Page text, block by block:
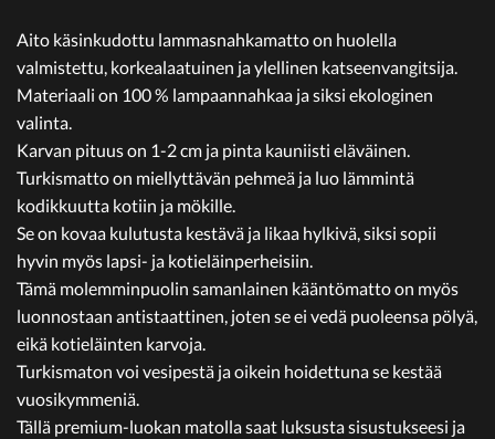
Aito käsinkudottu lammasnahkamatto on huolella
valmistettu, korkealaatuinen ja ylellinen katseenvangitsija.
Materiaali on 100 % lampaannahkaa ja siksi ekologinen
valinta.
Karvan pituus on 1-2 cm ja pinta kauniisti eläväinen.
Turkismatto on miellyttävän pehmeä ja luo lämmintä
kodikkuutta kotiin ja mökille.
Se on kovaa kulutusta kestävä ja likaa hylkivä, siksi sopii
hyvin myös lapsi- ja kotieläinperheisiin.
Tämä molemminpuolin samanlainen kääntömatto on myös
luonnostaan antistaattinen, joten se ei vedä puoleensa pölyä,
eikä kotieläinten karvoja.
Turkismaton voi vesipestä ja oikein hoidettuna se kestää
vuosikymmeniä.
Tällä premium-luokan matolla saat luksusta sisustukseesi ja